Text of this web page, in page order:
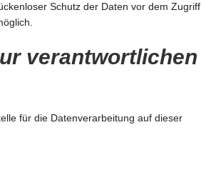
Schutz der Daten vor dem Zugriff
verantwortlichen
für die Datenverarbeitung auf dieser